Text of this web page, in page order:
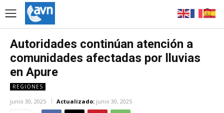
Autoridades continúan atención a
comunidades afectadas por lluvias
en Apure
REGIONES
junio 30, 2025 Actualizado: junio 30, 2025